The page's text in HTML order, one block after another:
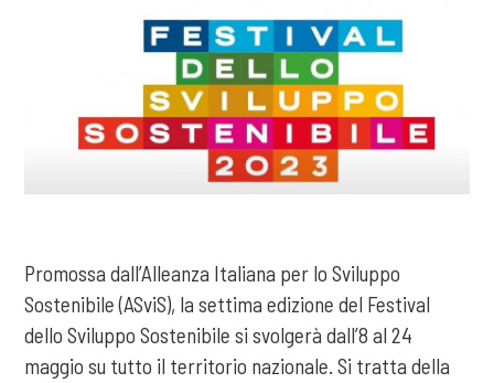
Promossa dall’Alleanza Italiana per lo Sviluppo
Sostenibile (ASviS), la settima edizione del Festival
dello Sviluppo Sostenibile si svolgerà dall’8 al 24
maggio su tutto il territorio nazionale. Si tratta della